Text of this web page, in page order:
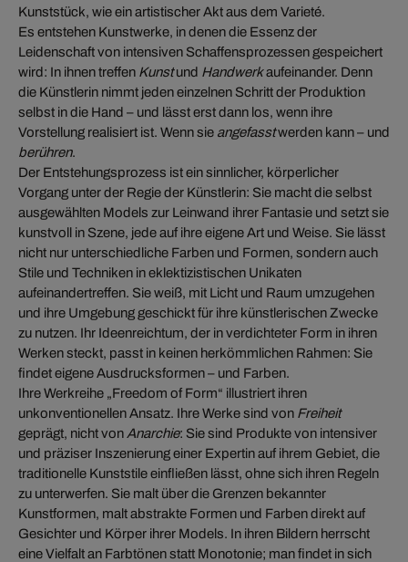
Kunststück, wie ein artistischer Akt aus dem Varieté.
Es entstehen Kunstwerke, in denen die Essenz der
Leidenschaft von intensiven Schaffensprozessen gespeichert
wird: In ihnen treffen Kunstund Handwerkaufeinander. Denn
die Künstlerin nimmt jeden einzelnen Schritt der Produktion
selbst in die Hand – und lässt erst dann los, wenn ihre
Vorstellung realisiert ist. Wenn sie angefasstwerden kann – und
berühren.
Der Entstehungsprozess ist ein sinnlicher, körperlicher
Vorgang unter der Regie der Künstlerin: Sie macht die selbst
ausgewählten Models zur Leinwand ihrer Fantasie und setzt sie
kunstvoll in Szene, jede auf ihre eigene Art und Weise. Sie lässt
nicht nur unterschiedliche Farben und Formen, sondern auch
Stile und Techniken in eklektizistischen Unikaten
aufeinandertreffen. Sie weiß, mit Licht und Raum umzugehen
und ihre Umgebung geschickt für ihre künstlerischen Zwecke
zu nutzen. Ihr Ideenreichtum, der in verdichteter Form in ihren
Werken steckt, passt in keinen herkömmlichen Rahmen: Sie
findet eigene Ausdrucksformen – und Farben.
Ihre Werkreihe „Freedom of Form“ illustriert ihren
unkonventionellen Ansatz. Ihre Werke sind von Freiheit
geprägt, nicht von Anarchie: Sie sind Produkte von intensiver
und präziser Inszenierung einer Expertin auf ihrem Gebiet, die
traditionelle Kunststile einfließen lässt, ohne sich ihren Regeln
zu unterwerfen. Sie malt über die Grenzen bekannter
Kunstformen, malt abstrakte Formen und Farben direkt auf
Gesichter und Körper ihrer Models. In ihren Bildern herrscht
eine Vielfalt an Farbtönen statt Monotonie; man findet in sich